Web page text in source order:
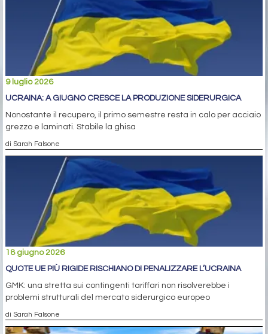
9 luglio 2026
UCRAINA: A GIUGNO CRESCE LA PRODUZIONE SIDERURGICA
Nonostante il recupero, il primo semestre resta in calo per acciaio
grezzo e laminati. Stabile la ghisa
di Sarah Falsone
18 giugno 2026
QUOTE UE PIÙ RIGIDE RISCHIANO DI PENALIZZARE L’UCRAINA
GMK: una stretta sui contingenti tariffari non risolverebbe i
problemi strutturali del mercato siderurgico europeo
di Sarah Falsone